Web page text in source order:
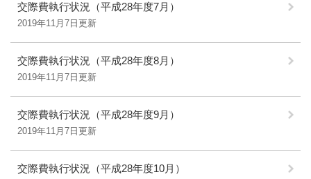
交際費執行状況（平成28年度7月）
2019年11月7日更新
交際費執行状況（平成28年度8月）
2019年11月7日更新
交際費執行状況（平成28年度9月）
2019年11月7日更新
交際費執行状況（平成28年度10月）